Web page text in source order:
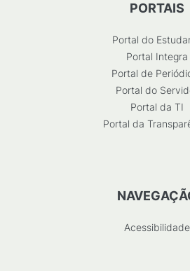
PORTAIS
Portal do
Portal Integra
Portal de
Portal do
Portal da TI
Portal da
Acessibilidade